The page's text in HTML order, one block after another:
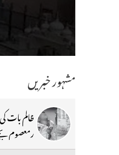
مشہور خبریں
ظالم بات
رمعصوم